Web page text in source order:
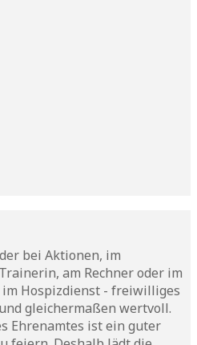
bei Aktionen, im
am Rechner oder im
im Hospizdienst - freiwilliges
gleichermaßen wertvoll.
Ehrenamtes ist ein guter